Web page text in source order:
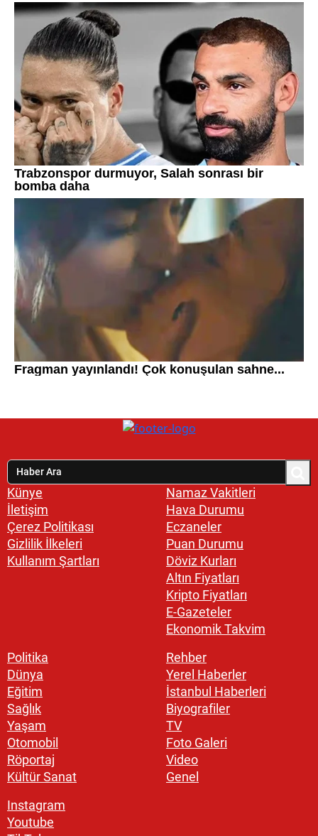
Künye
İletişim
Çerez Politikası
Gizlilik İlkeleri
Kullanım Şartları
Namaz Vakitleri
Hava Durumu
Eczaneler
Puan Durumu
Döviz Kurları
Altın Fiyatları
Kripto Fiyatları
E-Gazeteler
Ekonomik Takvim
Politika
Dünya
Eğitim
Sağlık
Yaşam
Otomobil
Röportaj
Kültür Sanat
Rehber
Yerel Haberler
İstanbul Haberleri
Biyografiler
TV
Foto Galeri
Video
Genel
Instagram
Youtube